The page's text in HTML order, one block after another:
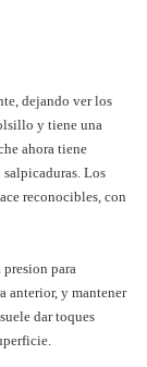
dejando ver los
y tiene una
ahora tiene
salpicaduras. Los
reconocibles, con
presion para
anterior, y mantener
dar toques